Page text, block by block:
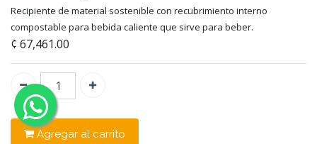
Recipiente de material sostenible con recubrimiento interno
compostable para bebida caliente que sirve para beber.
¢ 67,461.00
Agregar al carrito